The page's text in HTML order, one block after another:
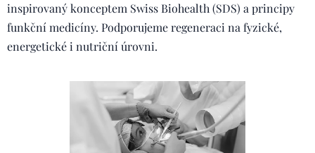
inspirovaný konceptem Swiss Biohealth (SDS) a principy
funkční medicíny. Podporujeme regeneraci na fyzické,
energetické i nutriční úrovni.